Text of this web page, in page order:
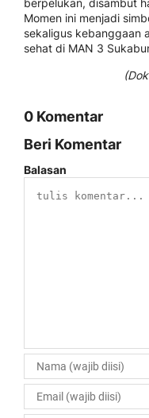
berpelukan, disambut
Momen ini menjadi
sekaligus kebanggaan
sehat di MAN 3
0 Komentar
Beri Komentar
Balasan